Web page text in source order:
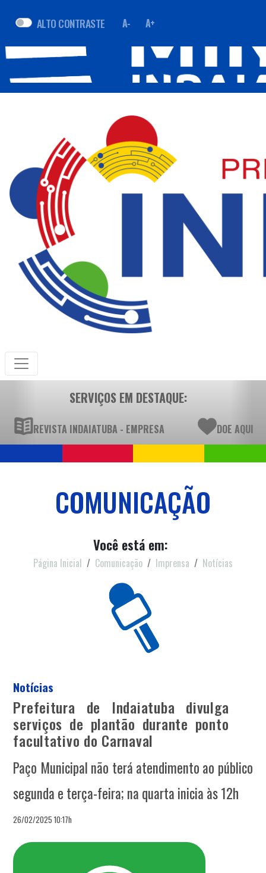
ALTO CONTRASTE A- A+
SERVIÇOS EM DESTAQUE:
REVISTA INDAIATUBA - EMPRESA DOE AQUI
COMUNICAÇÃO
Você está em:
Página Inicial Comunicação Imprensa Notícias
Notícias
Prefeitura de Indaiatuba divulga
serviços de plantão durante ponto
facultativo do Carnaval
Paço Municipal não terá atendimento ao público
segunda e terça-feira; na quarta inicia às 12h
26/02/2025 10:17h